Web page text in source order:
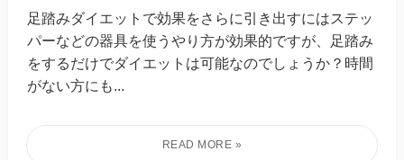
足踏みダイエットで効果をさらに引き出すにはステッ
パーなどの器具を使うやり方が効果的ですが、足踏み
をするだけでダイエットは可能なのでしょうか？時間
がない方にも...